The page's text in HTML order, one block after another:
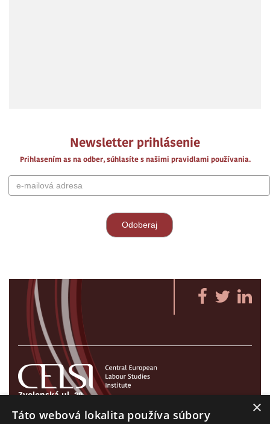
Newsletter prihlásenie
Prihlasením as na odber, súhlasíte s našimi pravidlami používania.
Zvolenská ul. 29
821 09 Bratislava, Slovenská republika
×
Táto webová lokalita používa súbory